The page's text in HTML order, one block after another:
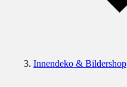
Innendeko & Bildershop